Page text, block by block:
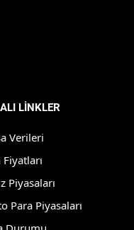
LİNKLER
Verileri
Fiyatları
Piyasaları
Para Piyasaları